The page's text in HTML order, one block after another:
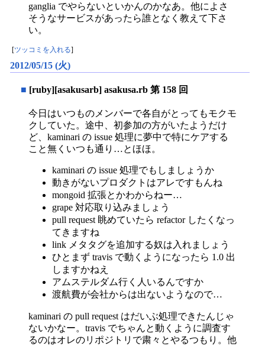
ganglia でやらないといかんのかなあ。他によさ
そうなサービスがあったら誰となく教えて下さ
い。
[ツッコミを入れる]
2012/05/15 (火)
■ [ruby][asakusarb] asakusa.rb 第 158 回
今日はいつものメンバーで各自がとってもモクモ
クしていた。途中、初参加の方がいたようだけ
ど、kaminari の issue 処理に夢中で特にケアする
こと無くいつも通り…とほほ。
kaminari の issue 処理でもしましょうか
動きがないプロダクトはアレですもんね
mongoid 拡張とかわからねー…
grape 対応取り込みましょう
pull request 眺めていたら refactor したくなっ
てきますね
link メタタグを追加する奴は入れましょう
ひとまず travis で動くようになったら 1.0 出
しますかねえ
アムステルダム行く人いるんですか
渡航費が会社からは出ないようなので…
kaminari の pull request はだいぶ処理できたんじゃ
ないかなー。travis でちゃんと動くように調査す
るのはオレのリポジトリで粛々とやるつもり。他